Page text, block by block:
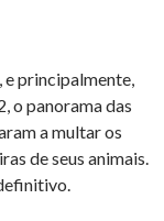
e principalmente,
o panorama das
a multar os
de seus animais.